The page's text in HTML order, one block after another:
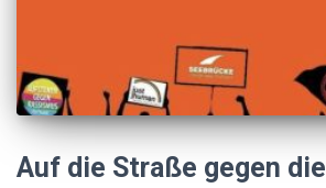
Auf die Straße gegen die